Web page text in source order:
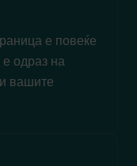
е повеќе
е одраз на
вашите